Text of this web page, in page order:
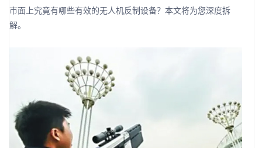
市面上究竟有哪些有效的无人机反制设备？本文将为您深度拆
解。